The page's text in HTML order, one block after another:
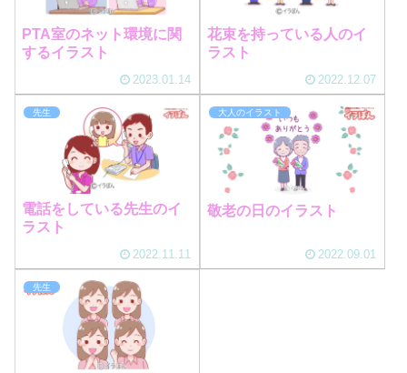
PTA室のネット環境に関
するイラスト
2023.01.14
花束を持っている人のイ
ラスト
2022.12.07
先生
電話をしている先生のイ
ラスト
2022.11.11
大人のイラスト
敬老の日のイラスト
2022.09.01
先生